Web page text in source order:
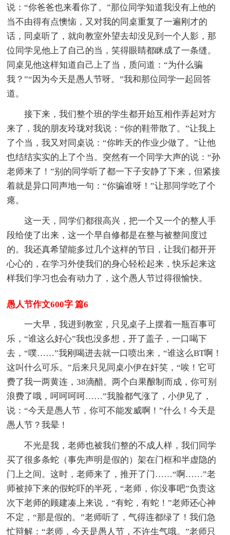
说：“你爸爸也来看你了。”那位同学知道我没有上他的
当不由得有点懊恼，又对我的同桌重复了一遍刚才的
话，同桌听了，就向教室外望去却没见到一个人影，那
位同学见他上了自己的当，笑得眼睛都眯成了一条缝。
同桌见他这样知道自己上了当，质问道：“为什么骗
我？”“因为今天是愚人节呀。”我和那位同学一起回答
道。
接下来，我们整个班的学生都开始互相作弄起对方
来了，我的朋友玲珑对我说：“你的鞋带散了。”让我上
了个当，我又对同桌说：“你昨天的作业少做了。”让他
也结结实实的上了个当。突然有一个同学大声的说：“孙
老师来了！”别的同学听了都一下子安静了下来，但紧接
着就是异口同声地一句：“你骗谁呀！”让那同学吃了个
瘪。
这一天，同学们都很高兴，把一个又一个的整人手
段给使了出来，这一个早自修都是在整与被整间度过
的。我还真希望能多过几个这样的节日，让我们都开开
心心的，在学习外使我们的身心轻松起来，快乐起来这
样我们学习也会有动力了，这个愚人节过得很愉快。
愚人节作文600字 篇6
一大早，我进到教室，只见桌子上摆着一瓶百事可
乐，“谁这么好心”我也没多想，开了盖子，一口喝下
去，“噗……”我刚喝进去就一口喷出来，“谁这么BT啊！
这叫什么可乐。”后来只见同桌小伊在奸笑，“唉！它可
费了我一两黄连，38滴醋。两个白果酿制而成，你可别
浪费了哦，呵呵呵呵……”我脸都气涨了，小伊见了，
说：“今天是愚人节，你可不能发威啊！”什么！今天是
愚人节？我晕！
不光是我，老师也被我们整的不成人样，我们同学
买了很多条蛇（事先声明是假的）架在门框和半虚隐的
门上之间。这时，老师来了，推开了门……“啊……”老
师被掉下来的假蛇吓的半死，“老师，你没事吧”负责这
次下老师的顾建凑上来说，“有蛇，有蛇！”老师还心神
不定，“那是假的。”老师听了，气得连都绿了！我们急
忙辩解：“老师，今天是愚人节，不许生气哦。”老师只